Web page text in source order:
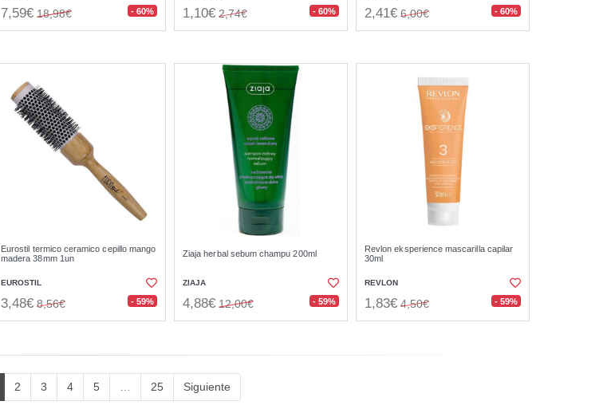
7,59€ 18,98€ - 60% 1,10€ 2,74€ - 60% 2,41€ 6,00€ - 60%
Eurostil termico ceramico cepillo mango
madera 38mm 1un
EUROSTIL
3,48€ 8,56€ - 59%
Ziaja herbal sebum champu 200ml
ZIAJA
4,88€ 12,00€ - 59%
Revlon eksperience mascarilla capilar
30ml
REVLON
1,83€ 4,50€ - 59%
2 3 4 5 25 Siguiente